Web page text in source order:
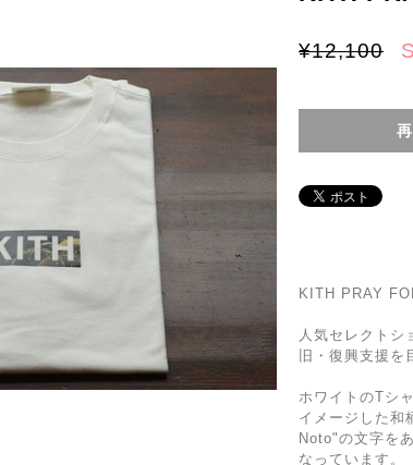
¥12,100
KITH PRAY
人気セレクトシ
旧・復興支援を
ホワイトのTシ
イメージした和
Noto"の文字を
なっています。